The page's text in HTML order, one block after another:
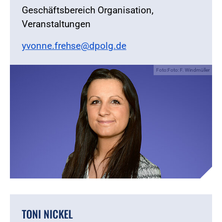
Geschäftsbereich Organisation,
Veranstaltungen
yvonne.frehse@dpolg.de
Foto:Foto: F. Windmüller
TONI NICKEL